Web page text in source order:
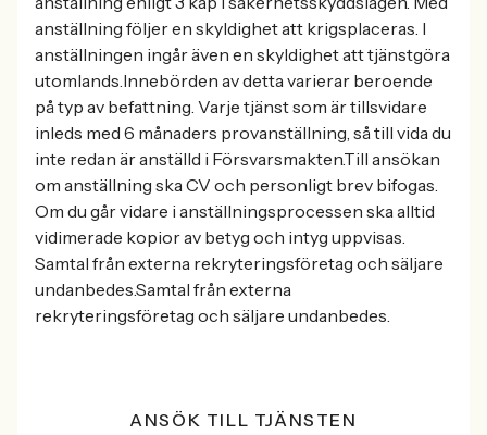
anställning följer en skyldighet att krigsplaceras. I
anställningen ingår även en skyldighet att tjänstgöra
utomlands.Innebörden av detta varierar beroende
på typ av befattning. Varje tjänst som är tillsvidare
inleds med 6 månaders provanställning, så till vida du
inte redan är anställd i Försvarsmakten.Till ansökan
om anställning ska CV och personligt brev bifogas.
Om du går vidare i anställningsprocessen ska alltid
vidimerade kopior av betyg och intyg uppvisas.
Samtal från externa rekryteringsföretag och säljare
undanbedes.Samtal från externa
rekryteringsföretag och säljare undanbedes.
ANSÖK TILL TJÄNSTEN